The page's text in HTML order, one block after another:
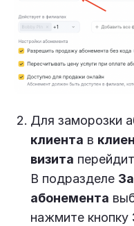
Для заморозки
клиента в
визита
В подразделе
абонемента
нажмите кнопку